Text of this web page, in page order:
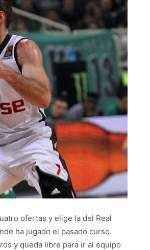
ofertas y elige la del Real
ha jugado el pasado curso.
y queda libre para ir al equipo